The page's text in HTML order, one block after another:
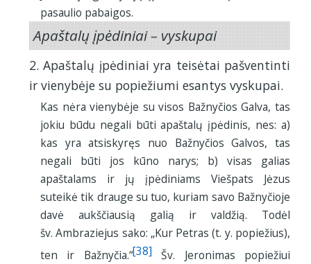
pasaulio pabaigos.
Apaštalų įpėdiniai – vyskupai
2. Apaštalų įpėdiniai yra teisėtai pašventinti
ir vienybėje su popiežiumi esantys vyskupai.
Kas nėra vienybėje su visos Bažnyčios Galva, tas
jokiu būdu negali būti apaštalų įpėdinis, nes: a)
kas yra atsiskyręs nuo Bažnyčios Galvos, tas
negali būti jos kūno narys; b) visas galias
apaštalams ir jų įpėdiniams Viešpats Jėzus
suteikė tik drauge su tuo, kuriam savo Bažnyčioje
davė aukščiausią galią ir valdžią. Todėl
šv. Ambraziejus sako: „Kur Petras (t. y. popiežius),
ten ir Bažnyčia.“[38] Šv. Jeronimas popiežiui